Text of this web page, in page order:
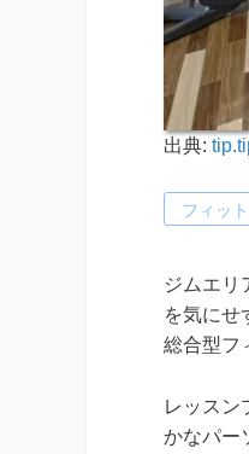
出典:
フィッ
ジムエリ
を気にせ
総合型フ
レッスン
かなパー